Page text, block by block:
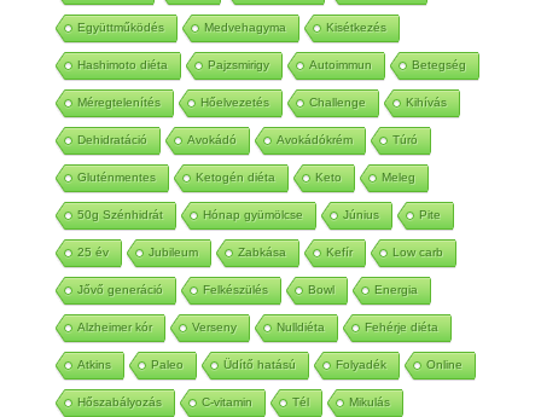
Együttműködés Medvehagyma Kisétkezés
Hashimoto diéta Pajzsmirigy Autoimmun Betegség
Méregtelenítés Hőelvezetés Challenge Kihívás
Dehidratáció Avokádó Avokádókrém Túró
Gluténmentes Ketogén diéta Keto Meleg
50g Szénhidrát Hónap gyümölcse Június Pite
25 év Jubileum Zabkása Kefír Low carb
Jővő generáció Felkészülés Bowl Energia
Alzheimer kór Verseny Nulldiéta Fehérje diéta
Atkins Paleo Üdítő hatású Folyadék Online
Hőszabályozás C-vitamin Tél Mikulás